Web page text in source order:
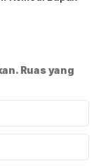
Ruas yang